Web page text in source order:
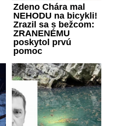
Zdeno Chára mal
NEHODU na bicykli!
Zrazil sa s bežcom:
ZRANENÉMU
poskytol prvú
pomoc